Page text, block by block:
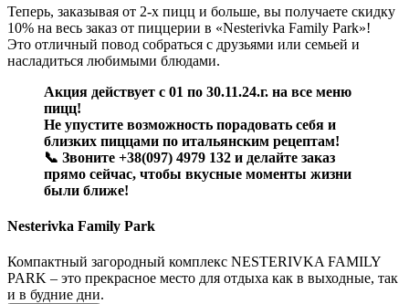
Теперь, заказывая от 2-х пицц и больше, вы получаете скидку
10% на весь заказ от пиццерии в «Nesterivka Family Park»!
Это отличный повод собраться с друзьями или семьей и
насладиться любимыми блюдами.
Акция действует с 01 по 30.11.24.г. на все меню
пицц!
Не упустите возможность порадовать себя и
близких пиццами по итальянским рецептам!
📞 Звоните +38(097) 4979 132 и делайте заказ
прямо сейчас, чтобы вкусные моменты жизни
были ближе!
Nesterivka Family Park
Компактный загородный комплекс NESTERIVKA FAMILY
PARK – это прекрасное место для отдыха как в выходные, так
и в будние дни.